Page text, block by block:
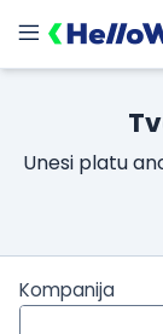
Unesi platu
Kompanija